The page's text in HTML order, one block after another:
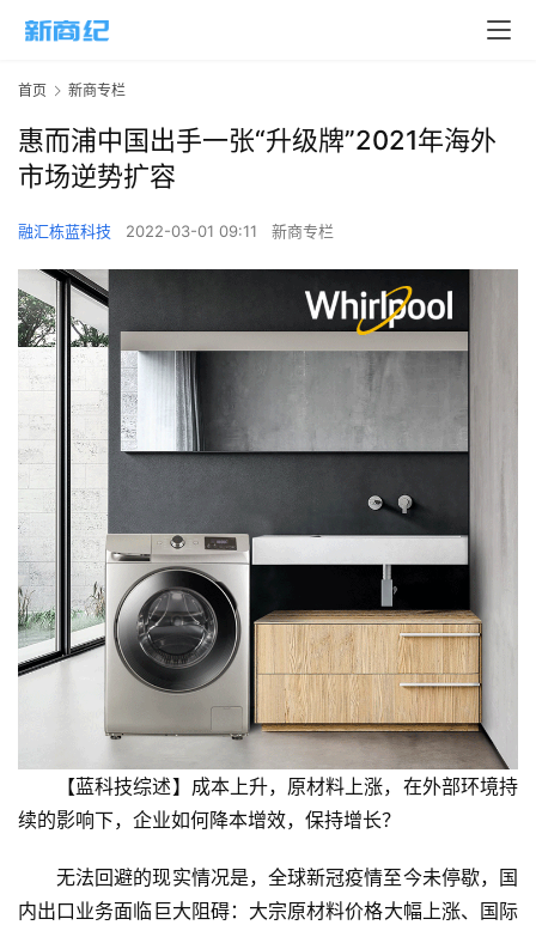
首页 新商专栏
惠而浦中国出手一张“升级牌”2021年海外
市场逆势扩容
融汇栋蓝科技 2022-03-01 09:11 新商专栏
【蓝科技综述】成本上升，原材料上涨，在外部环境持
续的影响下，企业如何降本增效，保持增长？
无法回避的现实情况是，全球新冠疫情至今未停歇，国
内出口业务面临巨大阻碍：大宗原材料价格大幅上涨、国际